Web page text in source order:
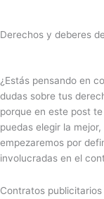
Derechos y deberes
¿Estás pensando en
dudas sobre tus
porque en este post
puedas elegir la
empezaremos por
involucradas en el
Contratos